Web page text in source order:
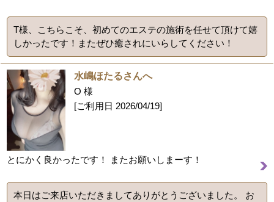
T様、こちらこそ、初めてのエステの施術を任せて頂けて嬉
しかったです！またぜひ癒されにいらしてください！
水嶋ほたるさんへ
O 様
[ご利用日 2026/04/19]
とにかく良かったです！ またお願いしまーす！
本日はご来店いただきましてありがとうございました。 お